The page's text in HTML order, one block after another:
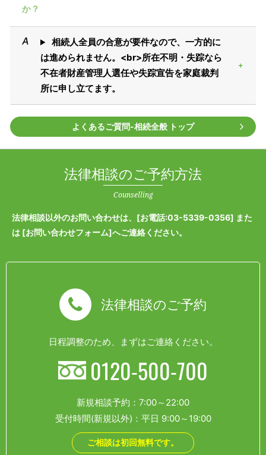
か？
相続人全員の合意が要件なので、一方的に
は進められません。<br>所在不明・失踪なら
不在者財産管理人選任や失踪宣告を家庭裁判
所に申し立てます。
よくあるご質問‐相続全般 トップ
法律相談のご予約方法
Counselling
法律相談以外のお問い合わせは、[お電話:03-5339-0356] また
は [お問い合わせフォーム]へご連絡ください。
法律相談のご予約
日程調整のため、まずはご連絡ください。
0120-500-700
新規相談予約：7:00～22:00
受付時間(新規以外)：平日 9:00～19:00
ご相談は初回無料です。